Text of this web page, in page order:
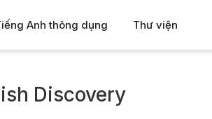
Anh thông dụng Thư viện
Discovery